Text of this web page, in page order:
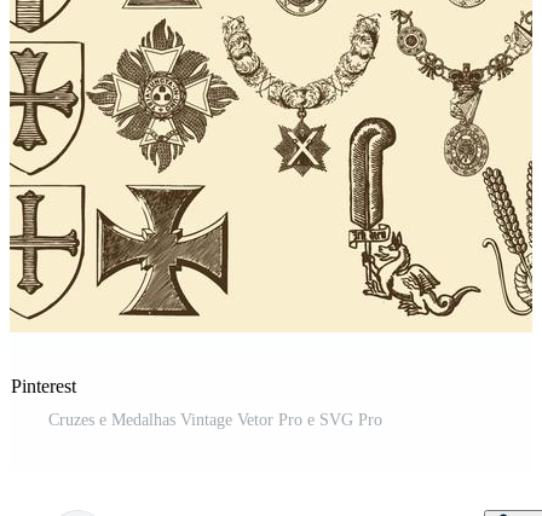
Pinterest
Cruzes e Medalhas Vintage Vetor Pro e SVG Pro